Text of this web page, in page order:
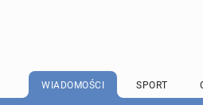
WIADOMOŚCI SPORT